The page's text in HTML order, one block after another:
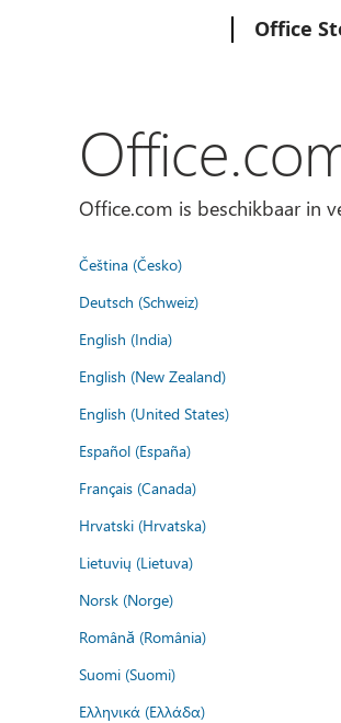
Office
Office.com is beschikbaar in
Čeština (Česko)
Deutsch (Schweiz)
English (India)
English (New Zealand)
English (United States)
Español (España)
Français (Canada)
Hrvatski (Hrvatska)
Lietuvių (Lietuva)
Norsk (Norge)
Română (România)
Suomi (Suomi)
Ελληνικά (Ελλάδα)